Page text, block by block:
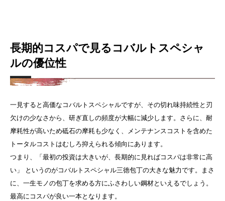
長期的コスパで見るコバルトスペシャ
ルの優位性
一見すると高価なコバルトスペシャルですが、その切れ味持続性と刃
欠けの少なさから、研ぎ直しの頻度が大幅に減少します。さらに、耐
摩耗性が高いため砥石の摩耗も少なく、メンテナンスコストを含めた
トータルコストはむしろ抑えられる傾向にあります。
つまり、「最初の投資は大きいが、長期的に見ればコスパは非常に高
い」 というのがコバルトスペシャル三徳包丁の大きな魅力です。まさ
に、一生モノの包丁を求める方にふさわしい鋼材といえるでしょう。
最高にコスパが良い一本となります。